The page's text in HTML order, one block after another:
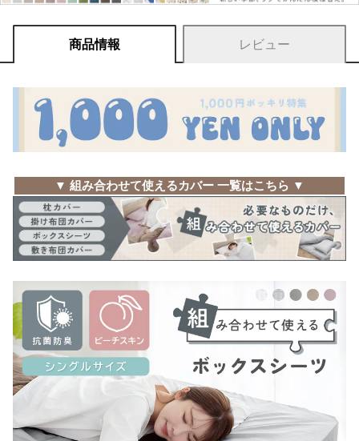
商品情報 レビュー
▼ 組み合わせて使えるカバー 一覧はこちら ▼